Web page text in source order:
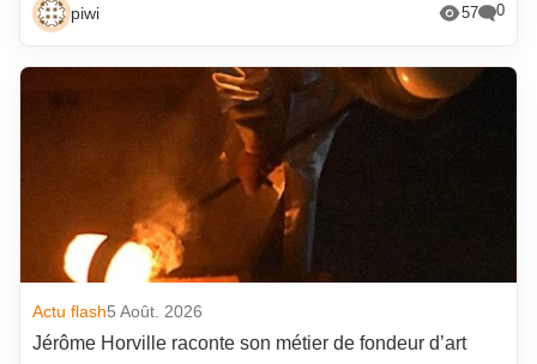
piwi 57 0
Actu flash5 Août. 2026
Jérôme Horville raconte son métier de fondeur d’art